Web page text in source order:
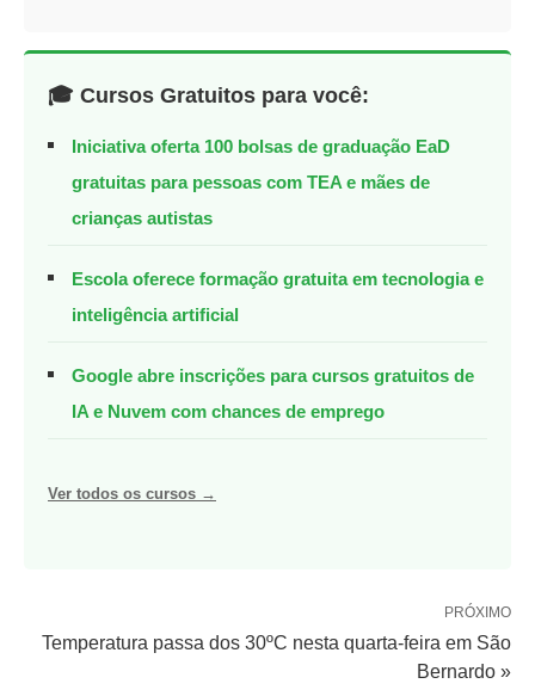
🎓 Cursos Gratuitos para você:
Iniciativa oferta 100 bolsas de graduação EaD
gratuitas para pessoas com TEA e mães de
crianças autistas
Escola oferece formação gratuita em tecnologia e
inteligência artificial
Google abre inscrições para cursos gratuitos de
IA e Nuvem com chances de emprego
Ver todos os cursos →
PRÓXIMO
Temperatura passa dos 30ºC nesta quarta-feira em São
Bernardo »